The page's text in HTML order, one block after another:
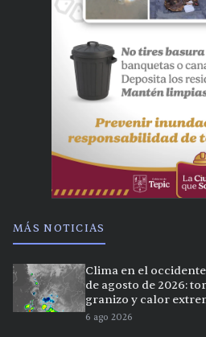
MÁS NOTICIAS
Clima en el
de agosto de 2026:
granizo y calor
6 ago 2026